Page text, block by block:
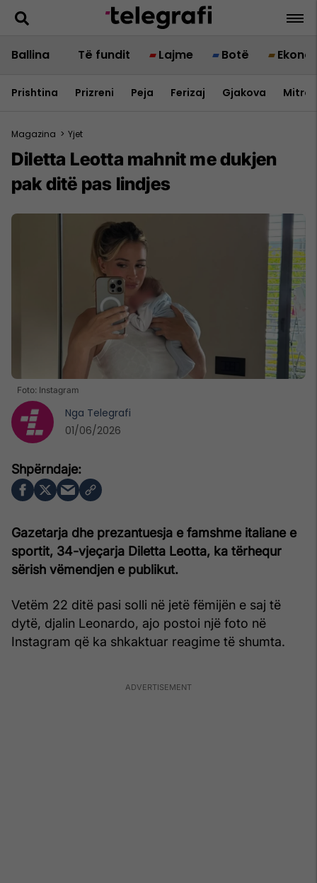
Ballina Të fundit Lajme Botë
Prishtina Prizreni Peja Ferizaj Gjakova
Magazina > Yjet
Diletta Leotta mahnit me dukjen
pak ditë pas lindjes
Foto: Instagram
Gazetarja dhe prezantuesja e famshme italiane e
sportit, 34-vjeçarja Diletta Leotta, ka tërhequr
sërish vëmendjen e publikut.
Vetëm 22 ditë pasi solli në jetë fëmijën e saj të
dytë, djalin Leonardo, ajo postoi një foto në
Instagram që ka shkaktuar reagime të shumta.
Nga Telegrafi
01/06/2026